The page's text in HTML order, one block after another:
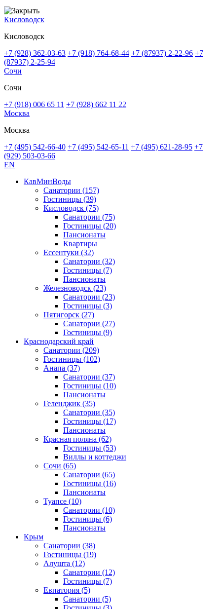
Кисловодск
Кисловодск
+7 (928) 362-03-63 +7 (918) 764-68-44 +7 (87937) 2-22-96 +7
(87937) 2-25-94
Сочи
Сочи
+7 (918) 006 65 11 +7 (928) 662 11 22
Москва
Москва
+7 (495) 542-66-40 +7 (495) 542-65-11 +7 (495) 621-28-95 +7
(929) 503-03-66
EN
КавМинВоды
Санатории (157)
Гостиницы (39)
Кисловодск (75)
Санатории (75)
Гостиницы (20)
Пансионаты
Квартиры
Ессентуки (32)
Санатории (32)
Гостиницы (7)
Пансионаты
Железноводск (23)
Санатории (23)
Гостиницы (3)
Пятигорск (27)
Санатории (27)
Гостиницы (9)
Краснодарский край
Санатории (209)
Гостиницы (102)
Анапа (37)
Санатории (37)
Гостиницы (10)
Пансионаты
Геленджик (35)
Санатории (35)
Гостиницы (17)
Пансионаты
Красная поляна (62)
Гостиницы (53)
Виллы и коттеджи
Сочи (65)
Санатории (65)
Гостиницы (16)
Пансионаты
Туапсе (10)
Санатории (10)
Гостиницы (6)
Пансионаты
Крым
Санатории (38)
Гостиницы (19)
Алушта (12)
Санатории (12)
Гостиницы (7)
Евпатория (5)
Санатории (5)